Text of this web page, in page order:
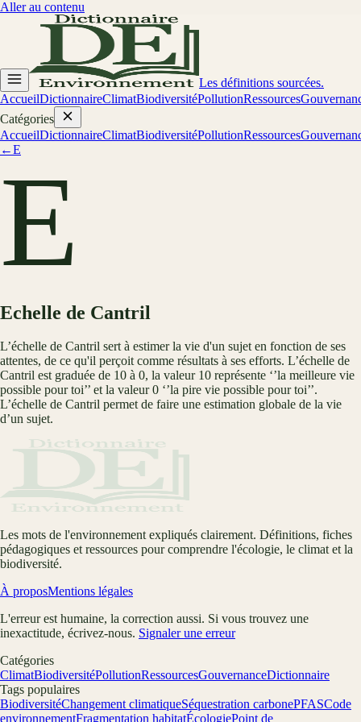
Aller au contenu
Les définitions sourcées.
AccueilDictionnaireClimatBiodiversitéPollutionRessources
Catégories
AccueilDictionnaireClimatBiodiversitéPollutionRessources
←E
E
Echelle de Cantril
L’échelle de Cantril sert à estimer la vie d'un sujet en fonction de ses
attentes, de ce qu'il perçoit comme résultats à ses efforts. L’échelle de
Cantril est graduée de 10 à 0, la valeur 10 représente ‘’la meilleure vie
possible pour toi’’ et la valeur 0 ‘’la pire vie possible pour toi’’.
L’échelle de Cantril permet de faire une estimation globale de la vie
d’un sujet.
Les mots de l'environnement expliqués clairement. Définitions, fiches
pédagogiques et ressources pour comprendre l'écologie, le climat et la
biodiversité.
À proposMentions légales
L'erreur est humaine, la correction aussi. Si vous trouvez une
inexactitude, écrivez-nous. Signaler une erreur
Catégories
ClimatBiodiversitéPollutionRessourcesGouvernanceDictionnaire
Tags populaires
BiodiversitéChangement climatiqueSéquestration carbonePFASCode
environnementFragmentation habitatÉcologiePoint de